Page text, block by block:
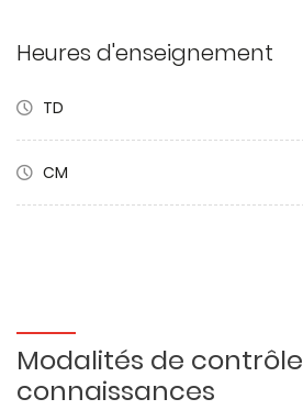
Heures d'enseignement
TD
CM
Modalités de
connaissances